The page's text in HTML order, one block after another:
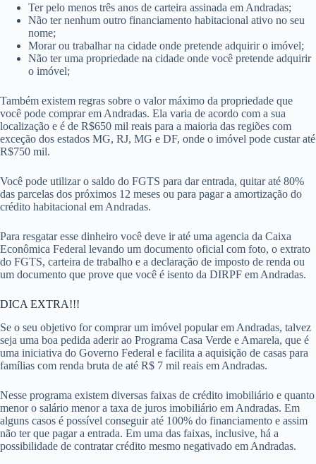
Ter pelo menos três anos de carteira assinada em Andradas;
Não ter nenhum outro financiamento habitacional ativo no seu
nome;
Morar ou trabalhar na cidade onde pretende adquirir o imóvel;
Não ter uma propriedade na cidade onde você pretende adquirir
o imóvel;
Também existem regras sobre o valor máximo da propriedade que
você pode comprar em Andradas. Ela varia de acordo com a sua
localização e é de R$650 mil reais para a maioria das regiões com
exceção dos estados MG, RJ, MG e DF, onde o imóvel pode custar até
R$750 mil.
Você pode utilizar o saldo do FGTS para dar entrada, quitar até 80%
das parcelas dos próximos 12 meses ou para pagar a amortização do
crédito habitacional em Andradas.
Para resgatar esse dinheiro você deve ir até uma agencia da Caixa
Econômica Federal levando um documento oficial com foto, o extrato
do FGTS, carteira de trabalho e a declaração de imposto de renda ou
um documento que prove que você é isento da DIRPF em Andradas.
DICA EXTRA!!!
Se o seu objetivo for comprar um imóvel popular em Andradas, talvez
seja uma boa pedida aderir ao Programa Casa Verde e Amarela, que é
uma iniciativa do Governo Federal e facilita a aquisição de casas para
famílias com renda bruta de até R$ 7 mil reais em Andradas.
Nesse programa existem diversas faixas de crédito imobiliário e quanto
menor o salário menor a taxa de juros imobiliário em Andradas. Em
alguns casos é possível conseguir até 100% do financiamento e assim
não ter que pagar a entrada. Em uma das faixas, inclusive, há a
possibilidade de contratar crédito mesmo negativado em Andradas.